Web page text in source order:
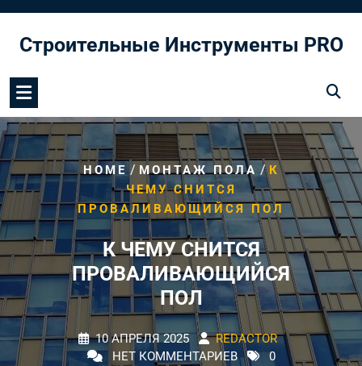
содержимому
Строительные Инструменты PRO
HOME / МОНТАЖ ПОЛА /К
ЧЕМУ СНИТСЯ
ПРОВАЛИВАЮЩИЙСЯ ПОЛ
К ЧЕМУ СНИТСЯ
ПРОВАЛИВАЮЩИЙСЯ
ПОЛ
10 АПРЕЛЯ 2025
REDACTOR
НЕТ КОММЕНТАРИЕВ
0